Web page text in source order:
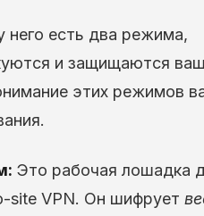
есть два режима,
и защищаются
этих режимов
Это рабочая лошадка
site VPN. Он шифрует